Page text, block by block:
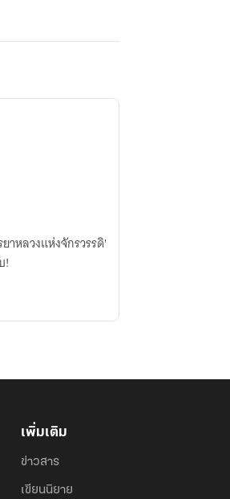
าหลวงแห่งจักรวรรดิ'
!
เพิ่มเติม
ข่าวสาร
เขียนนิยาย